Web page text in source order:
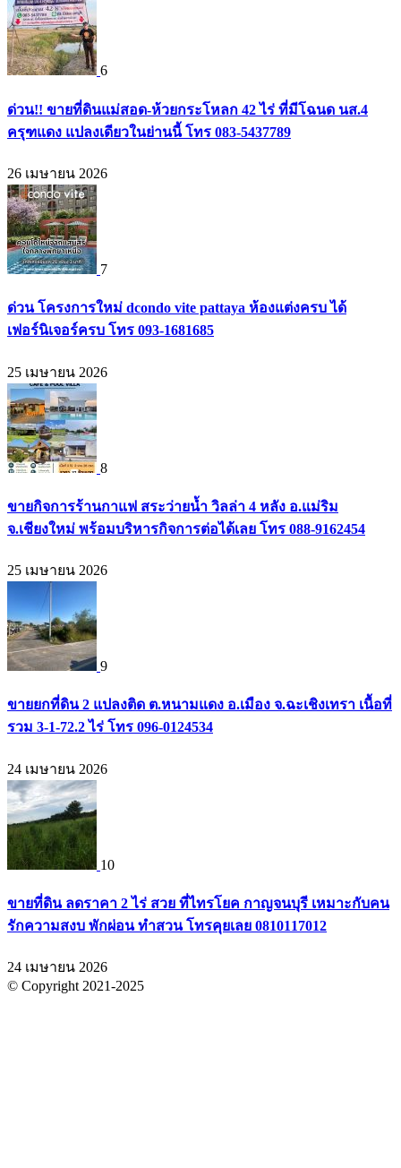
6
ด่วน!! ขายที่ดินแม่สอด-ห้วยกระโหลก 42 ไร่ ที่มีโฉนด นส.4
ครุฑแดง แปลงเดียวในย่านนี้ โทร 083-5437789
26 เมษายน 2026
7
ด่วน โครงการใหม่ dcondo vite pattaya ห้องแต่งครบ ได้
เฟอร์นิเจอร์ครบ โทร 093-1681685
25 เมษายน 2026
8
ขายกิจการร้านกาแฟ สระว่ายน้ำ วิลล่า 4 หลัง อ.แม่ริม
จ.เชียงใหม่ พร้อมบริหารกิจการต่อได้เลย โทร 088-9162454
25 เมษายน 2026
9
ขายยกที่ดิน 2 แปลงติด ต.หนามแดง อ.เมือง จ.ฉะเชิงเทรา เนื้อที่
รวม 3-1-72.2 ไร่ โทร 096-0124534
24 เมษายน 2026
10
ขายที่ดิน ลดราคา 2 ไร่ สวย ที่ไทรโยค กาญจนบุรี เหมาะกับคน
รักความสงบ พักผ่อน ทำสวน โทรคุยเลย 0810117012
24 เมษายน 2026
© Copyright 2021-2025